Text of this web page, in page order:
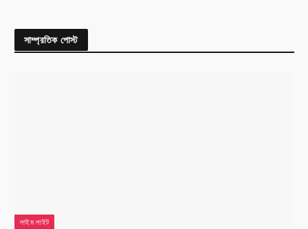
সাম্প্রতিক পোস্ট
লাইম লাইট